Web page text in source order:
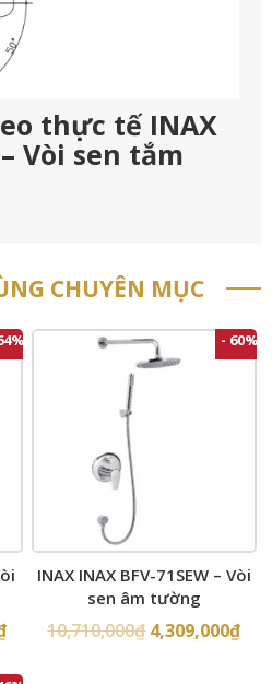
thực tế INAX
– Vòi sen tắm
CHUYÊN MỤC
- 60%
INAX INAX BFV-71SEW – Vòi
sen âm tường
10,710,000₫ 4,309,000₫